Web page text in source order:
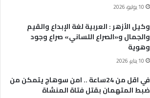
10 يوليو، 2026
وكيل الأزهر : العربية لغة الإبداع والقيم
والجمال و«الصراع اللساني» صراع وجود
وهوية
10 يناير، 2026
في اقل من 24ساعة .. امن سوهاج يتمكن من
ضبط المتهمان بقتل فتاة المنشاة